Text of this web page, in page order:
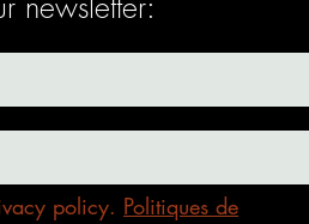
policy. Politiques de